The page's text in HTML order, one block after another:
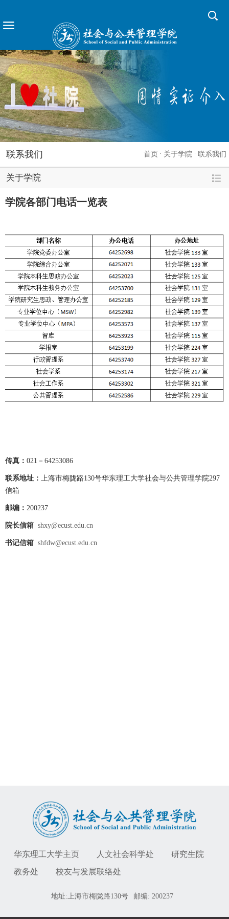
联系我们 首页 关于学院 联系我们
关于学院
学院各部门电话一览表
传真： 021－64253086
联系地址： 上海市梅陇路130号华东理工大学社会与公共管理学院297
信箱
邮编： 200237
院长信箱 shxy@ecust.edu.cn
书记信箱 shfdw@ecust.edu.cn
华东理工大学主页 人文社会科学处
研究生院
教务处
校友与发展联络处
地址:上海市梅陇路130号 邮编: 200237